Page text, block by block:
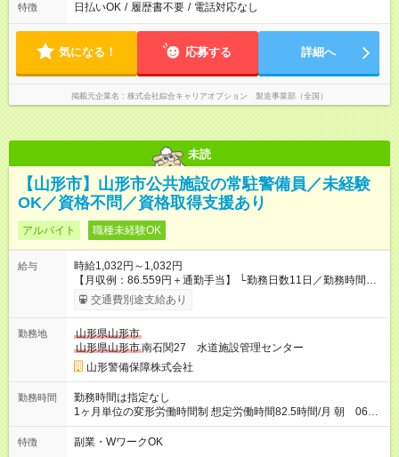
特徴 日払いOK / 履歴書不要 / 電話対応なし
気になる！ 応募する 詳細へ
掲載元企業名 株式会社綜合キャリアオプション 製造事業部（全国）
未読
【山形市】山形市公共施設の常駐警備員／未経験
OK／資格不問／資格取得支援あり
アルバイト 職種未経験OK
給与
時給1,032円～1,032円
【月収例：86.559円＋通勤手当】 └勤務日数11日／勤務時間
82.5時間／時間外0時間／深夜5.5時間の場合 【試用期間】試用
期間あり 試用期間の長さ：2週間 雇用形態、給与は本採用時と
ありません。
交通費別途支給あり
勤務地
山形県山形市
山形県山形市南石関27 水道施設管理センター
山形警備保障株式会社
勤務時間
勤務時間は指定なし
1ヶ月単位の変形労働時間制 想定労働時間82.5時間/月 朝 06：
30～08：30 夜 17：00～22：30 ※当該施設に朝・夜の1日2回
出勤していただく勤務形態です。日中にご自身の時間が欲しい
特徴 副業・WワークOK